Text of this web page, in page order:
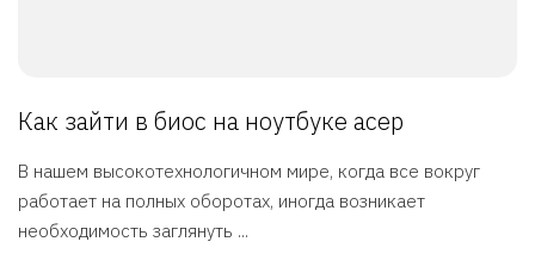
Как зайти в биос на ноутбуке асер
В нашем высокотехнологичном мире, когда все вокруг
работает на полных оборотах, иногда возникает
необходимость заглянуть ...